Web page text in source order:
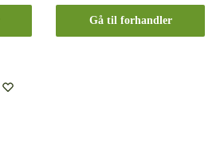
Gå til forhandler